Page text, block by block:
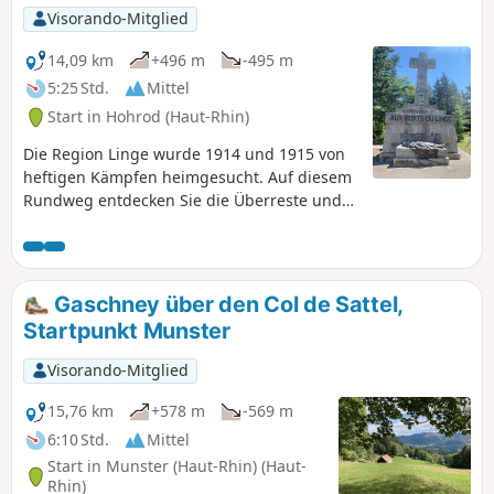
Visorando-Mitglied
14,09 km
+496 m
-495 m
5:25 Std.
Mittel
Start in Hohrod (Haut-Rhin)
Die Region Linge wurde 1914 und 1915 von
heftigen Kämpfen heimgesucht. Auf diesem
Rundweg entdecken Sie die Überreste und
Boden zu sehen sind. Auf diesem knapp 2
km langen Abschnitt der Front Linge-
Barrenkopf fand zwischen dem 20. Juli und
dem 16. Oktober 1915 eine der blutigsten
Schlachten des Ersten Weltkriegs in den
Vogesen statt. Sie kostete mehr als17.000
jungen französischen und deutschen
Soldaten das Leben.
Gaschney über den Col de Sattel,
Startpunkt Munster
Visorando-Mitglied
15,76 km
+578 m
-569 m
6:10 Std.
Mittel
Start in Munster (Haut-Rhin) (Haut-
Rhin)